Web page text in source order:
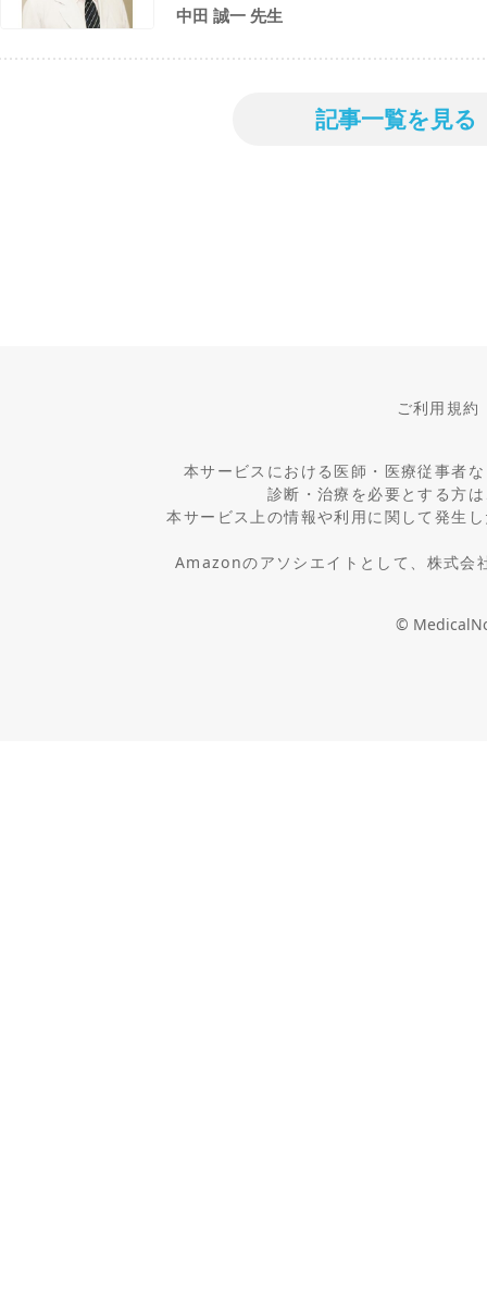
中田 誠一 先生
記事一覧を見る
ご利用規約
本サービスにおける医師・医療従事者
診断・治療を必要とする方
本サービス上の情報や利用に関して発生
Amazonのアソシエイトとして、株式会
©